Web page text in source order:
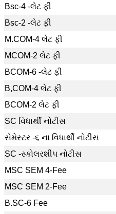
Bsc-4 -લેટ ફી
Bsc-2 -લેટ ફી
M.COM-4 લેટ ફી
MCOM-2 લેટ ફી
BCOM-6 -લેટ ફી
B,COM-4 લેટ ફી
BCOM-2 લેટ ફી
SC વિધાર્થી નોટીસ
સેમેસ્ટર -૬ ના વિધાર્થી નોટીસ
SC -સ્કોલરશીપ નોટીસ
MSC SEM 4-Fee
MSC SEM 2-Fee
B.SC-6 Fee